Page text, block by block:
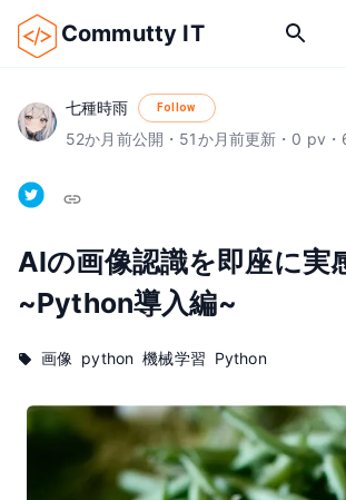
Commutty IT
七種時雨 Follow
52か月前公開 ・ 51か月前更新 ・ 0 pv ・
AIの画像認識を即座に実
~Python導入編~
画像 python 機械学習 Python